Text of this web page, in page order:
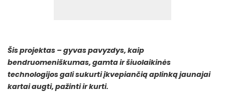
Šis projektas – gyvas pavyzdys, kaip
bendruomeniškumas, gamta ir šiuolaikinės
technologijos gali sukurti įkvepiančią aplinką jaunajai
kartai augti, pažinti ir kurti.